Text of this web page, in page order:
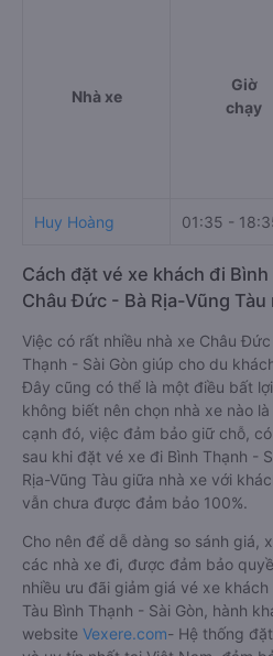
Nhà xe
Giờ
chạy
Huy Hoàng 01:35 -
Cách đặt vé xe khách đi
Châu Đức - Bà Rịa-Vũng
Việc có rất nhiều nhà xe Châu
Thạnh - Sài Gòn giúp cho du
Đây cũng có thể là một điều bất
không biết nên chọn nhà xe nào
cạnh đó, việc đảm bảo giữ chỗ,
sau khi đặt vé xe đi Bình Thạnh -
Rịa-Vũng Tàu giữa nhà xe với
vẫn chưa được đảm bảo 100%.
Cho nên để dễ dàng so sánh giá,
các nhà xe đi, được đảm bảo
nhiều ưu đãi giảm giá vé xe
Tàu Bình Thạnh - Sài Gòn, hành
website Vexere.com- Hệ thống